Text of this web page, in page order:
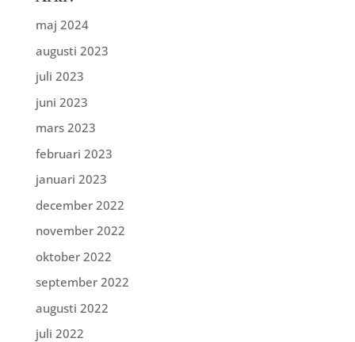
maj 2024
augusti 2023
juli 2023
juni 2023
mars 2023
februari 2023
januari 2023
december 2022
november 2022
oktober 2022
september 2022
augusti 2022
juli 2022